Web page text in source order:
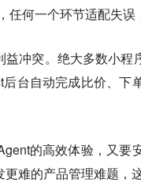
任何一个环节适配失误
益冲突。绝大多数小
台自动完成比价、下
的高效体验，又
难的产品管理难题，